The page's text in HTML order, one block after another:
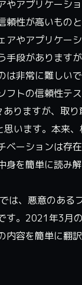
やアプリケーシ
性が高いものと
アやアプリケー
手段があります
は非常に難しい
フトの信頼性テ
りますが、取
います。本来
ーションは存
身を簡単に読み
、悪意のある
す。2021年3月
内容を簡単に翻